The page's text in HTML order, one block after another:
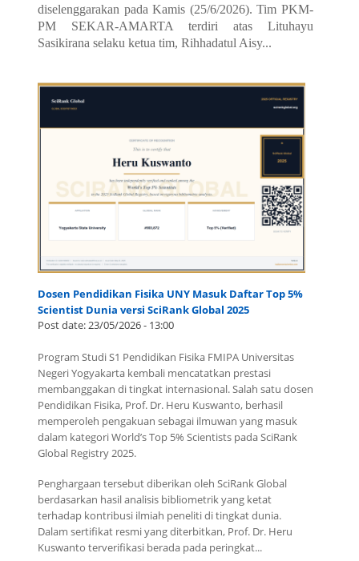
diselenggarakan pada Kamis (25/6/2026). Tim PKM-
PM SEKAR-AMARTA terdiri atas Lituhayu
Sasikirana selaku ketua tim, Rihhadatul Aisy...
Dosen Pendidikan Fisika UNY Masuk Daftar Top 5%
Scientist Dunia versi SciRank Global 2025
Post date:23/05/2026 - 13:00
Program Studi S1 Pendidikan Fisika FMIPA Universitas
Negeri Yogyakarta kembali mencatatkan prestasi
membanggakan di tingkat internasional. Salah satu dosen
Pendidikan Fisika, Prof. Dr. Heru Kuswanto, berhasil
memperoleh pengakuan sebagai ilmuwan yang masuk
dalam kategori World’s Top 5% Scientists pada SciRank
Global Registry 2025.
Penghargaan tersebut diberikan oleh SciRank Global
berdasarkan hasil analisis bibliometrik yang ketat
terhadap kontribusi ilmiah peneliti di tingkat dunia.
Dalam sertifikat resmi yang diterbitkan, Prof. Dr. Heru
Kuswanto terverifikasi berada pada peringkat...